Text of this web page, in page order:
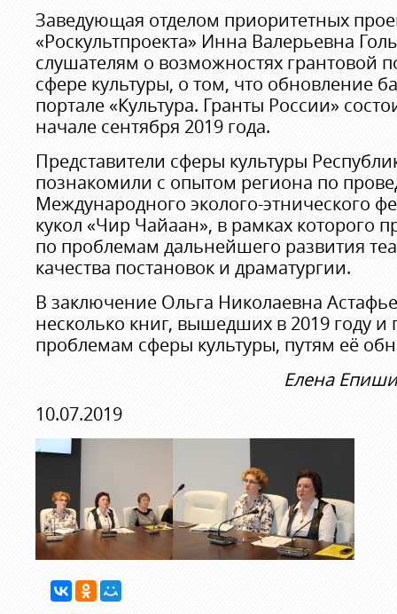
Заведующая отделом приоритетных
«Роскультпроекта» Инна Валерьевна
слушателям о возможностях грантовой
сфере культуры, о том, что обновление
портале «Культура. Гранты России»
начале сентября 2019 года.
Представители сферы культуры
познакомили с опытом региона по
Международного эколого-этнического
кукол «Чир Чайаан», в рамках которого
по проблемам дальнейшего развития
качества постановок и драматургии.
В заключение Ольга Николаевна
несколько книг, вышедших в 2019 году
проблемам сферы культуры, путям её
Елена
10.07.2019